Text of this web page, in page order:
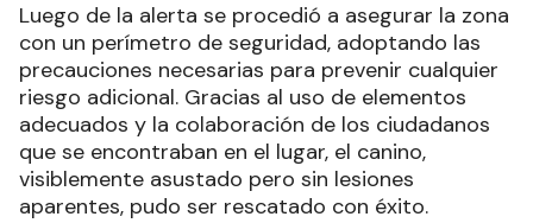
Luego de la alerta se procedió a asegurar la zona
con un perímetro de seguridad, adoptando las
precauciones necesarias para prevenir cualquier
riesgo adicional. Gracias al uso de elementos
adecuados y la colaboración de los ciudadanos
que se encontraban en el lugar, el canino,
visiblemente asustado pero sin lesiones
aparentes, pudo ser rescatado con éxito.